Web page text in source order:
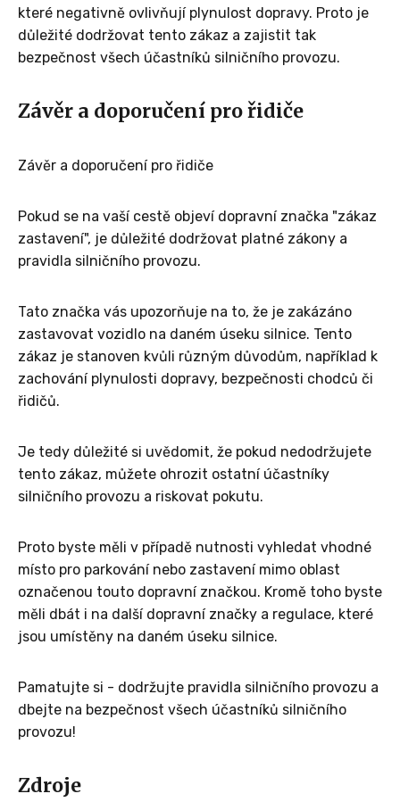
které negativně ovlivňují plynulost dopravy. Proto je
důležité dodržovat tento zákaz a zajistit tak
bezpečnost všech účastníků silničního provozu.
Závěr a doporučení pro řidiče
Závěr a doporučení pro řidiče
Pokud se na vaší cestě objeví dopravní značka "zákaz
zastavení", je důležité dodržovat platné zákony a
pravidla silničního provozu.
Tato značka vás upozorňuje na to, že je zakázáno
zastavovat vozidlo na daném úseku silnice. Tento
zákaz je stanoven kvůli různým důvodům, například k
zachování plynulosti dopravy, bezpečnosti chodců či
řidičů.
Je tedy důležité si uvědomit, že pokud nedodržujete
tento zákaz, můžete ohrozit ostatní účastníky
silničního provozu a riskovat pokutu.
Proto byste měli v případě nutnosti vyhledat vhodné
místo pro parkování nebo zastavení mimo oblast
označenou touto dopravní značkou. Kromě toho byste
měli dbát i na další dopravní značky a regulace, které
jsou umístěny na daném úseku silnice.
Pamatujte si - dodržujte pravidla silničního provozu a
dbejte na bezpečnost všech účastníků silničního
provozu!
Zdroje